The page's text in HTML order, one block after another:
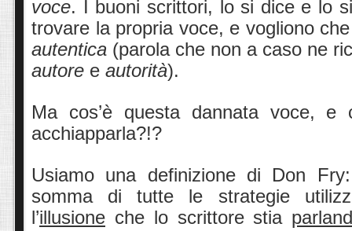
voce. I buoni scrittori, lo si dice e lo
trovare la propria voce, e vogliono
autentica (parola che non a caso ne
autore e autorità).
Ma cos’è questa dannata voce, e
acchiapparla?!?
Usiamo una definizione di Don
somma di tutte le strategie
l’illusione che lo scrittore stia